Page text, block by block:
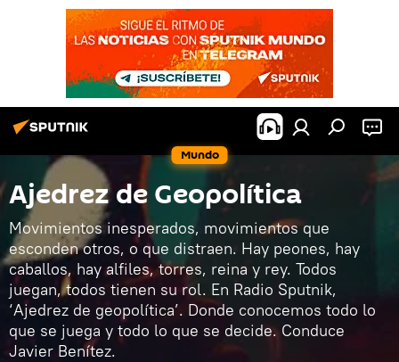
Mundo
Ajedrez de Geopolítica
Movimientos inesperados, movimientos que
esconden otros, o que distraen. Hay peones, hay
caballos, hay alfiles, torres, reina y rey. Todos
juegan, todos tienen su rol. En Radio Sputnik,
‘Ajedrez de geopolítica’. Donde conocemos todo lo
que se juega y todo lo que se decide. Conduce
Javier Benítez.